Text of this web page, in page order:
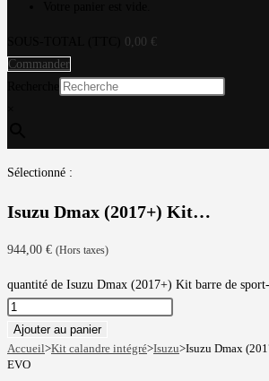
0,00 €
Commander
Sélectionné :
Isuzu Dmax (2017+) Kit…
944,00 € (Hors taxes)
quantité de Isuzu Dmax (2017+) Kit barre de
Ajouter au panier
Accueil>Kit calandre intégré>Isuzu>Isuzu Dmax
EVO